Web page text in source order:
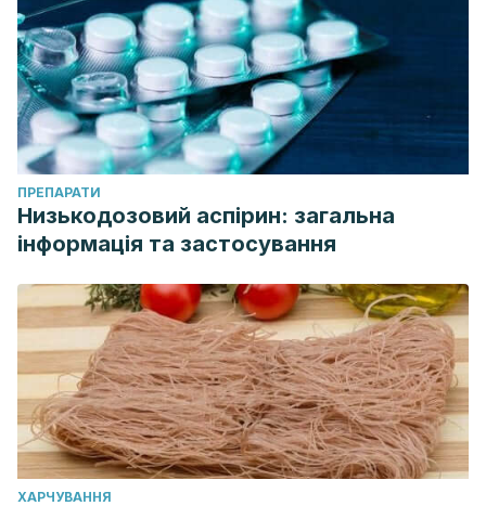
ПРЕПАРАТИ
Низькодозовий аспірин: загальна
інформація та застосування
ХАРЧУВАННЯ